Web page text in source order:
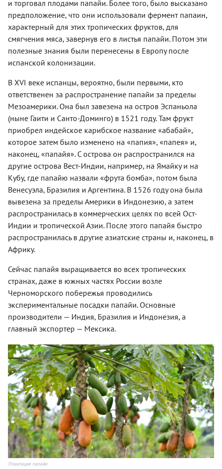
и торговал плодами папайи. Более того, было высказано
предположение, что они использовали фермент папаин,
характерный для этих тропических фруктов, для
смягчения мяса, завернув его в листья папайи. Потом эти
полезные знания были перенесены в Европу после
испанской колонизации.
В XVI веке испанцы, вероятно, были первыми, кто
ответственен за распространение папайи за пределы
Мезоамерики. Она был завезена на остров Эспаньола
(ныне Гаити и Санто-Доминго) в 1521 году. Там фрукт
приобрел индейское карибское название «абабай»,
которое затем было изменено на «папия», «папея» и,
наконец, «папайя». С острова он распространился на
другие острова Вест-Индии, например, на Ямайку и на
Кубу, где папайю назвали «фрута бомба», потом была
Венесуэла, Бразилия и Аргентина. В 1526 году она была
вывезена за пределы Америки в Индонезию, а затем
распространилась в коммерческих целях по всей Ост-
Индии и тропической Азии. После этого папайя быстро
распространилась в другие азиатские страны и, наконец, в
Африку.
Сейчас папайя выращивается во всех тропических
странах, даже в южных частях России возле
Черноморского побережья проводились
экспериментальные посадки папайи. Основные
производители — Индия, Бразилия и Индонезия, а
главный экспортер — Мексика.
Плантация папайи